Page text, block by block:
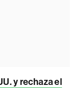
y rechaza el